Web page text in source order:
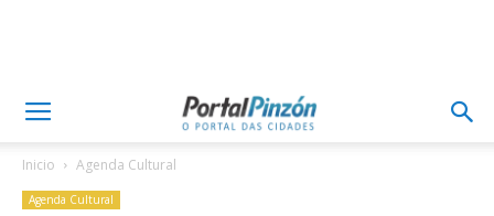
Inicio Agenda Cultural
Agenda Cultural